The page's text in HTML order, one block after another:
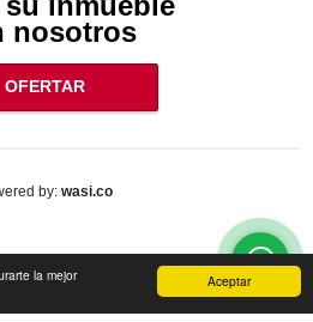
Aceptar
la mejor
nosotros
OFERTAR
by: wasi.co